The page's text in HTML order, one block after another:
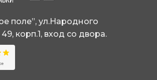
поле”, ул.Народного
корп.1, вход со двора.